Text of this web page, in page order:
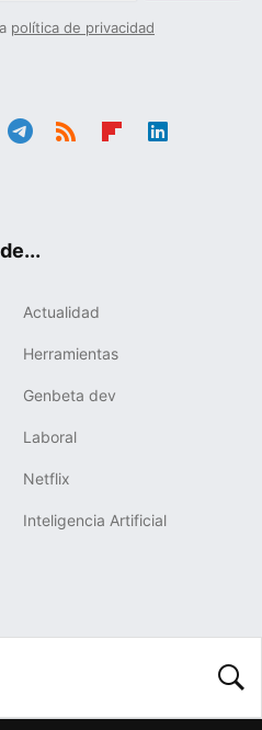
política de privacidad
Actualidad
Herramientas
Genbeta dev
Laboral
Netflix
Inteligencia Artificial